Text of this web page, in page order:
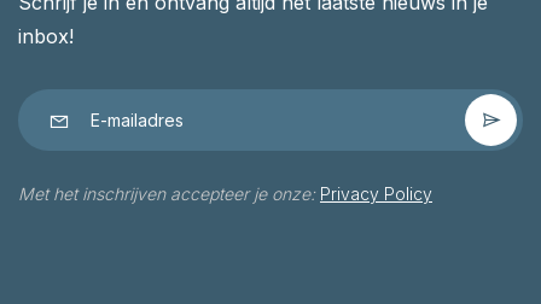
inbox!
Met het inschrijven accepteer je onze: Privacy Policy